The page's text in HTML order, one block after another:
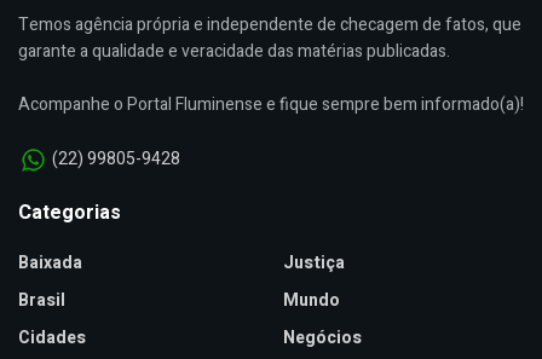
Temos agência própria e independente de checagem de fatos, que
garante a qualidade e veracidade das matérias publicadas.
Acompanhe o Portal Fluminense e fique sempre bem informado(a)!
(22) 99805-9428
Categorias
Baixada
Brasil
Cidades
Justiça
Mundo
Negócios